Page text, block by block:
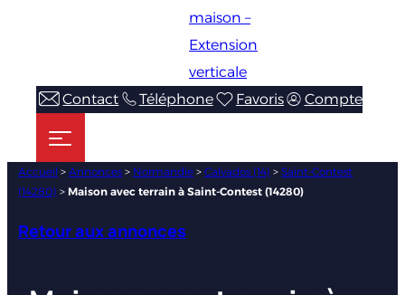
maison –
Extension
verticale
Contact Téléphone Favoris Compte
Accueil > Annonces > Normandie > Calvados (14) > Saint-Contest
(14280) > Maison avec terrain à Saint-Contest (14280)
Retour aux annonces